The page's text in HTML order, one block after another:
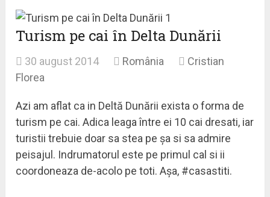
Turism pe cai în Delta Dunării
30 august 2014 România
Cristian
Florea
Azi am aflat ca in Deltă Dunării exista o forma de
turism pe cai. Adica leaga între ei 10 cai dresati, iar
turistii trebuie doar sa stea pe șa si sa admire
peisajul. Indrumatorul este pe primul cal si ii
coordoneaza de-acolo pe toti. Aşa, #casastiti.